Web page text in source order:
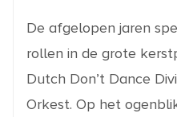
De afgelopen jaren
rollen in de grote
Dutch Don’t Dance
Orkest. Op het